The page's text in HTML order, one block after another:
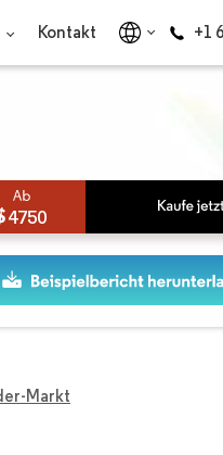
Kontakt +1
4750
Markt